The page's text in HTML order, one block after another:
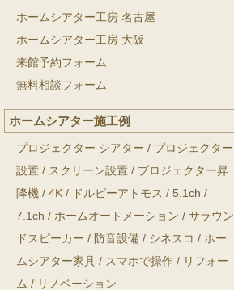
ホームシアター工房 名古屋
ホームシアター工房 大阪
来館予約フォーム
無料相談フォーム
ホームシアター施工例
プロジェクター シアター / プロジェクター
設置 / スクリーン設置 / プロジェクター昇
降機 / 4K / ドルビーアトモス / 5.1ch /
7.1ch / ホームオートメーション / サラウン
ドスピーカー / 防音設備 / シネスコ / ホー
ムシアター家具 / スマホで操作 / リフォー
ム / リノベーション